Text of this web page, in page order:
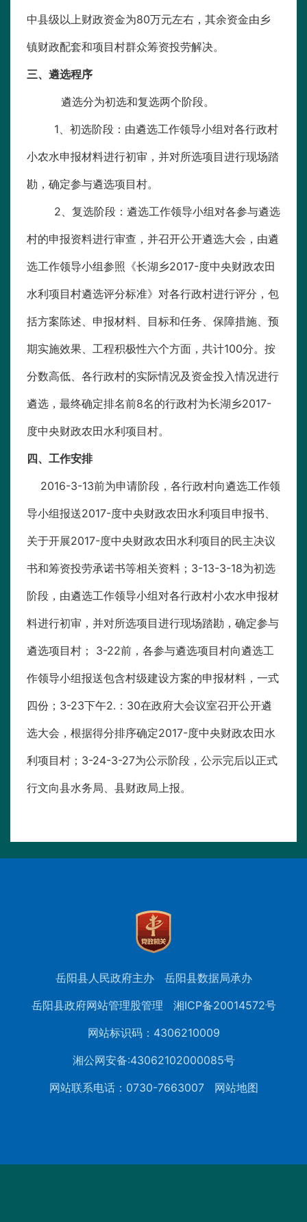
中县级以上财政资金为80万元左右，其余资金由乡
镇财政配套和项目村群众筹资投劳解决。
三、遴选程序
遴选分为初选和复选两个阶段。
1、初选阶段：由遴选工作领导小组对各行政村
小农水申报材料进行初审，并对所选项目进行现场踏
勘，确定参与遴选项目村。
2、复选阶段：遴选工作领导小组对各参与遴选
村的申报资料进行审查，并召开公开遴选大会，由遴
选工作领导小组参照《长湖乡2017-度中央财政农田
水利项目村遴选评分标准》对各行政村进行评分，包
括方案陈述、申报材料、目标和任务、保障措施、预
期实施效果、工程积极性六个方面，共计100分。按
分数高低、各行政村的实际情况及资金投入情况进行
遴选，最终确定排名前8名的行政村为长湖乡2017-
度中央财政农田水利项目村。
四、工作安排
2016-3-13前为申请阶段，各行政村向遴选工作领
导小组报送2017-度中央财政农田水利项目申报书、
关于开展2017-度中央财政农田水利项目的民主决议
书和筹资投劳承诺书等相关资料；3-13-3-18为初选
阶段，由遴选工作领导小组对各行政村小农水申报材
料进行初审，并对所选项目进行现场踏勘，确定参与
遴选项目村； 3-22前，各参与遴选项目村向遴选工
作领导小组报送包含村级建设方案的申报材料，一式
四份；3-23下午2.：30在政府大会议室召开公开遴
选大会，根据得分排序确定2017-度中央财政农田水
利项目村；3-24-3-27为公示阶段，公示完后以正式
行文向县水务局、县财政局上报。
岳阳县人民政府主办
岳阳县数据局承办
岳阳县政府网站管理股管理
湘ICP备20014572号
网站标识码：4306210009
湘公网安备:43062102000085号
网站联系电话：0730-7663007
网站地图